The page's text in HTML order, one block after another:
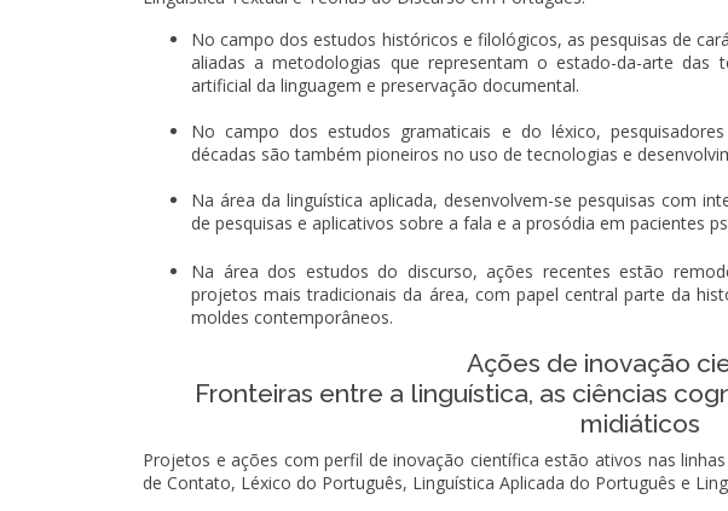
No campo dos estudos históricos e filológicos, as pesquisas de
aliadas a metodologias que representam o estado-da-arte das
artificial da linguagem e preservação documental.
No campo dos estudos gramaticais e do léxico,
décadas são também pioneiros no uso de tecnologias e
Na área da linguística aplicada, desenvolvem-se pesquisas com
de pesquisas e aplicativos sobre a fala e a prosódia em pacientes
Na área dos estudos do discurso, ações recentes estão
projetos mais tradicionais da área, com papel central parte da
moldes contemporâneos.
Ações de inovação
​​​​​​​Fronteiras entre a linguística, as ciências
midiáticos
Projetos e ações com perfil de inovação científica estão ativos nas
de Contato, Léxico do Português, Linguística Aplicada do Português e